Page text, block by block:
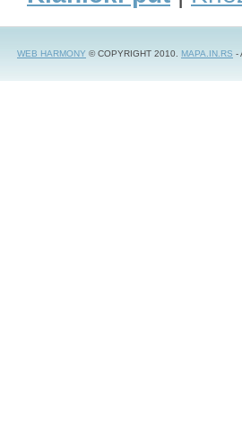
WEB HARMONY © COPYRIGHT 2010. MAPA.IN.RS -